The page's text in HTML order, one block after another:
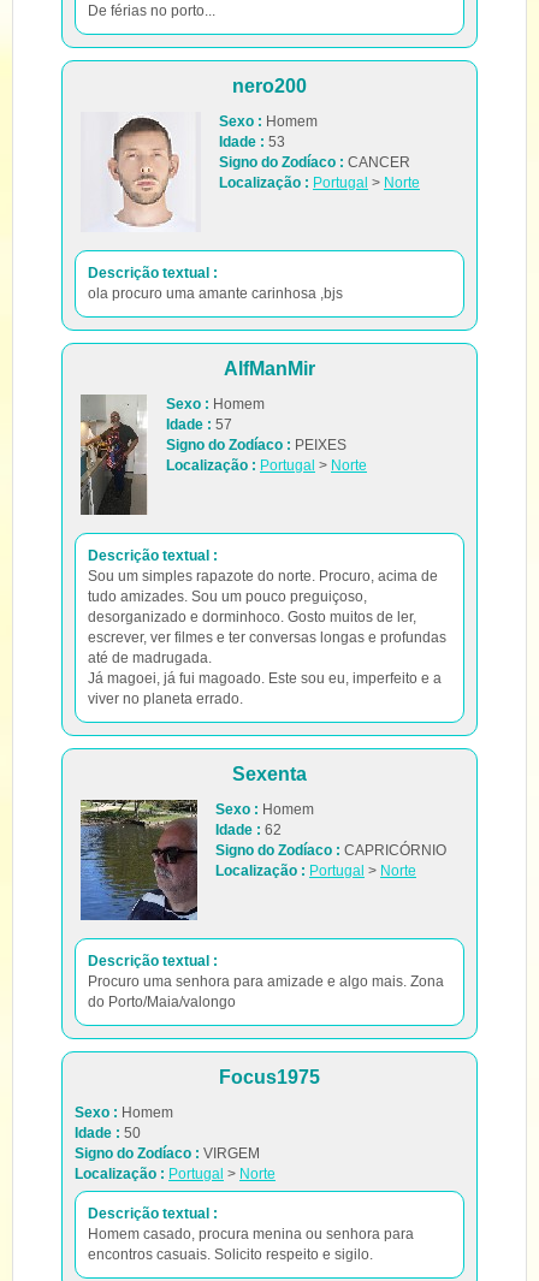
De férias no porto...
nero200
Sexo : Homem
Idade : 53
Signo do Zodíaco : CANCER
Localização : Portugal > Norte
Descrição textual :
ola procuro uma amante carinhosa ,bjs
AlfManMir
Sexo : Homem
Idade : 57
Signo do Zodíaco : PEIXES
Localização : Portugal > Norte
Descrição textual :
Sou um simples rapazote do norte. Procuro, acima de
tudo amizades. Sou um pouco preguiçoso,
desorganizado e dorminhoco. Gosto muitos de ler,
escrever, ver filmes e ter conversas longas e profundas
até de madrugada.
Já magoei, já fui magoado. Este sou eu, imperfeito e a
viver no planeta errado.
Sexenta
Sexo : Homem
Idade : 62
Signo do Zodíaco : CAPRICÓRNIO
Localização : Portugal > Norte
Descrição textual :
Procuro uma senhora para amizade e algo mais. Zona
do Porto/Maia/valongo
Focus1975
Sexo : Homem
Idade : 50
Signo do Zodíaco : VIRGEM
Localização : Portugal > Norte
Descrição textual :
Homem casado, procura menina ou senhora para
encontros casuais. Solicito respeito e sigilo.